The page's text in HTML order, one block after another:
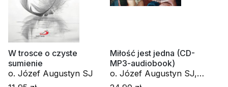
W trosce o czyste
sumienie
o. Józef Augustyn SJ
Miłość jest jedna (CD-
MP3-audiobook)
o. Józef Augustyn SJ,
Lucyna Słup